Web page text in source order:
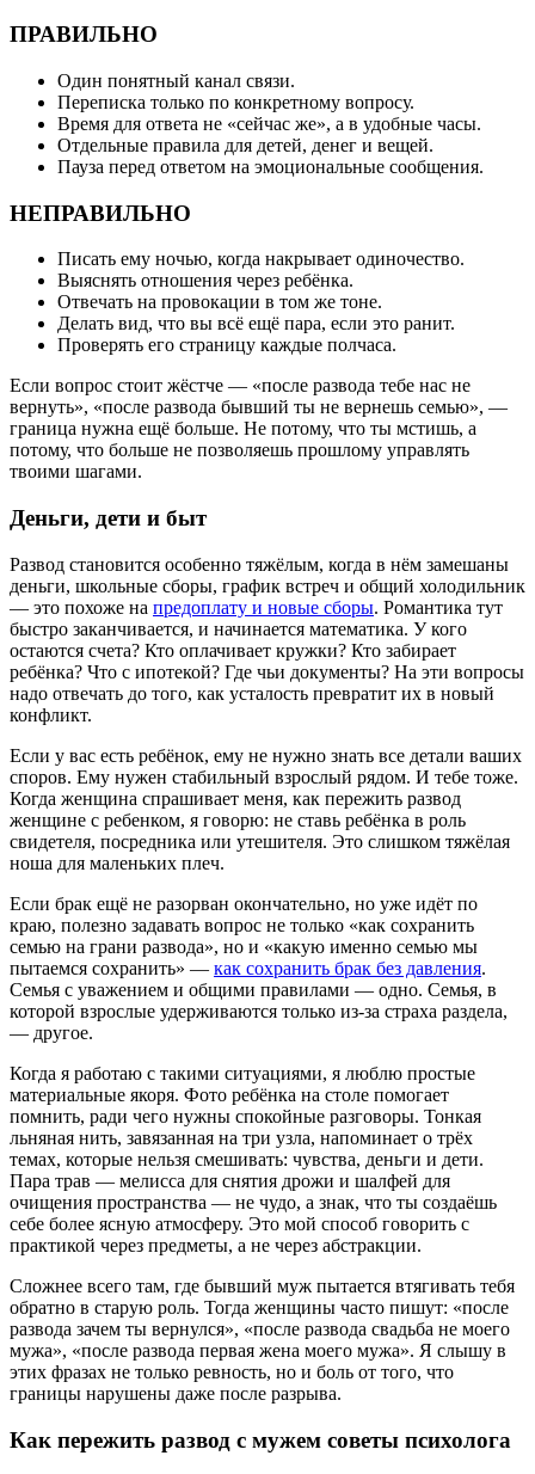
ПРАВИЛЬНО
Один понятный канал связи.
Переписка только по конкретному вопросу.
Время для ответа не «сейчас же», а в удобные часы.
Отдельные правила для детей, денег и вещей.
Пауза перед ответом на эмоциональные сообщения.
НЕПРАВИЛЬНО
Писать ему ночью, когда накрывает одиночество.
Выяснять отношения через ребёнка.
Отвечать на провокации в том же тоне.
Делать вид, что вы всё ещё пара, если это ранит.
Проверять его страницу каждые полчаса.
Если вопрос стоит жёстче — «после развода тебе нас не
вернуть», «после развода бывший ты не вернешь семью», —
граница нужна ещё больше. Не потому, что ты мстишь, а
потому, что больше не позволяешь прошлому управлять
твоими шагами.
Деньги, дети и быт
Развод становится особенно тяжёлым, когда в нём замешаны
деньги, школьные сборы, график встреч и общий холодильник
— это похоже на предоплату и новые сборы. Романтика тут
быстро заканчивается, и начинается математика. У кого
остаются счета? Кто оплачивает кружки? Кто забирает
ребёнка? Что с ипотекой? Где чьи документы? На эти вопросы
надо отвечать до того, как усталость превратит их в новый
конфликт.
Если у вас есть ребёнок, ему не нужно знать все детали ваших
споров. Ему нужен стабильный взрослый рядом. И тебе тоже.
Когда женщина спрашивает меня, как пережить развод
женщине с ребенком, я говорю: не ставь ребёнка в роль
свидетеля, посредника или утешителя. Это слишком тяжёлая
ноша для маленьких плеч.
Если брак ещё не разорван окончательно, но уже идёт по
краю, полезно задавать вопрос не только «как сохранить
семью на грани развода», но и «какую именно семью мы
пытаемся сохранить» — как сохранить брак без давления.
Семья с уважением и общими правилами — одно. Семья, в
которой взрослые удерживаются только из-за страха раздела,
— другое.
Когда я работаю с такими ситуациями, я люблю простые
материальные якоря. Фото ребёнка на столе помогает
помнить, ради чего нужны спокойные разговоры. Тонкая
льняная нить, завязанная на три узла, напоминает о трёх
темах, которые нельзя смешивать: чувства, деньги и дети.
Пара трав — мелисса для снятия дрожи и шалфей для
очищения пространства — не чудо, а знак, что ты создаёшь
себе более ясную атмосферу. Это мой способ говорить с
практикой через предметы, а не через абстракции.
Сложнее всего там, где бывший муж пытается втягивать тебя
обратно в старую роль. Тогда женщины часто пишут: «после
развода зачем ты вернулся», «после развода свадьба не моего
мужа», «после развода первая жена моего мужа». Я слышу в
этих фразах не только ревность, но и боль от того, что
границы нарушены даже после разрыва.
Как пережить развод с мужем советы психолога